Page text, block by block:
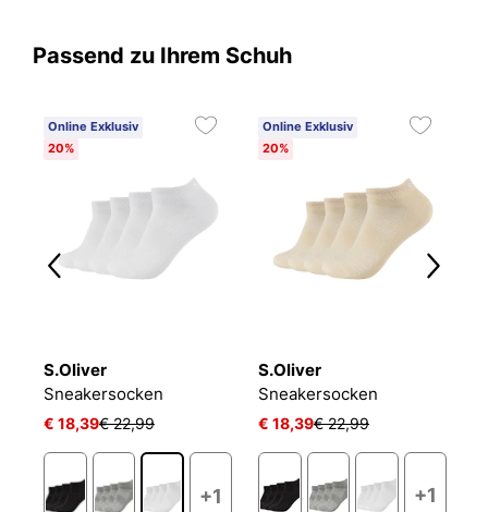
Passend zu Ihrem Schuh
Online Exklusiv
20%
S.Oliver
Sneakersocken
€ 18,39€ 22,99
+1
Online Exklusiv
20%
S.Oliver
Sneakersocken
€ 18,39€ 22,99
+1